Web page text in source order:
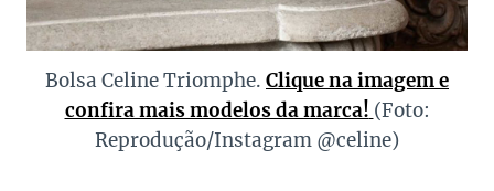
Bolsa Celine Triomphe. Clique na imagem e
confira mais modelos da marca! (Foto:
Reprodução/Instagram @celine)